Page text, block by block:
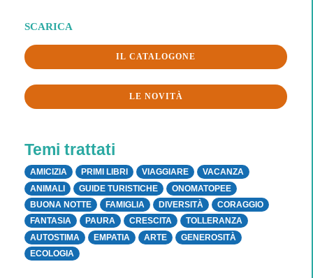
SCARICA
IL CATALOGONE
LE NOVITÀ
Temi trattati
AMICIZIA PRIMI LIBRI VIAGGIARE
VACANZA
ANIMALI
GUIDE TURISTICHE
ONOMATOPEE
BUONA NOTTE
FAMIGLIA DIVERSITÀ
CORAGGIO
FANTASIA
PAURA CRESCITA
TOLLERANZA
AUTOSTIMA
EMPATIA ARTE
GENEROSITÀ
ECOLOGIA